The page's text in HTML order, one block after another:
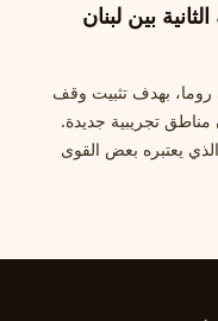
بين لبنان
روما، بهدف تثبيت وقف
تجريبية جديدة.
يعتبره بعض القوى